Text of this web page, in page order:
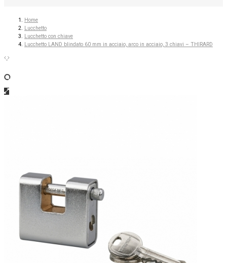
Home
Lucchetto
Lucchetto con chiave
Lucchetto LAND blindato 60 mm in acciaio, arco in acciaio, 3 chiavi – THIRARD